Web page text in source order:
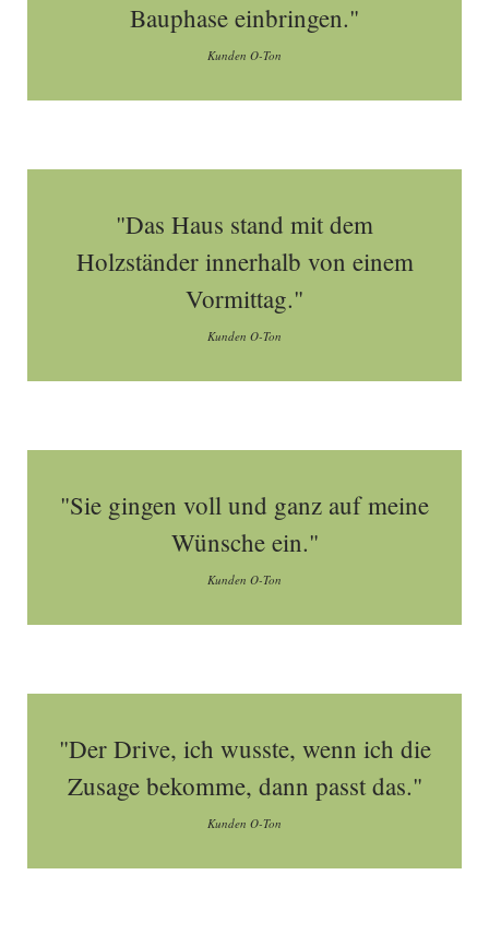
Bauphase einbringen."
Kunden O-Ton
"Das Haus stand mit dem
Holzständer innerhalb von einem
Vormittag."
Kunden O-Ton
"Sie gingen voll und ganz auf meine
Wünsche ein."
Kunden O-Ton
"Der Drive, ich wusste, wenn ich die
Zusage bekomme, dann passt das."
Kunden O-Ton